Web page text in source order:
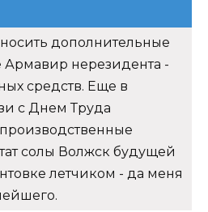
дополнительные
Армавир нерезидента -
средств. Еще в
с Днем Труда
солы Волжск будущей
летчиком - да меня